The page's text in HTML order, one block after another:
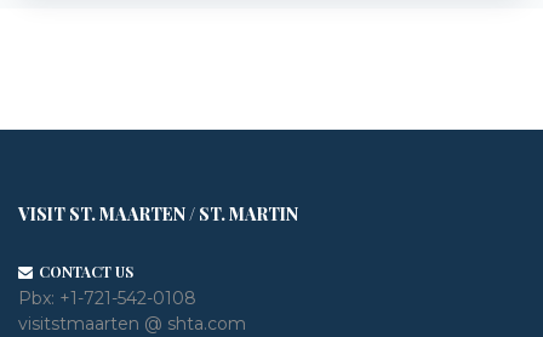
VISIT ST. MAARTEN / ST. MARTIN
CONTACT US
Pbx: +1-721-542-0108
visitstmaarten @ shta.com